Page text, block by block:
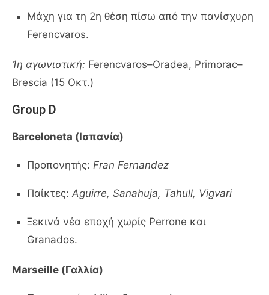
Μάχη για τη 2η θέση πίσω από την πανίσχυρη
Ferencvaros.
1η αγωνιστική: Ferencvaros–Oradea, Primorac–
Brescia (15 Οκτ.)
Group D
Barceloneta (Ισπανία)
Προπονητής: Fran Fernandez
Παίκτες: Aguirre, Sanahuja, Tahull, Vigvari
Ξεκινά νέα εποχή χωρίς Perrone και
Granados.
Marseille (Γαλλία)